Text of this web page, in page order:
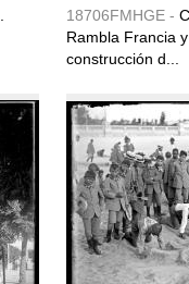
18706FMHGE -
Rambla Francia
construcción d...